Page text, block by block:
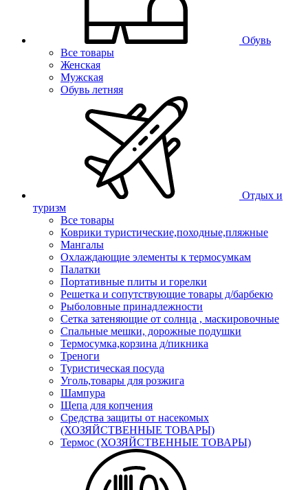
Обувь
Все товары
Женская
Мужская
Обувь летняя
Отдых и
туризм
Все товары
Коврики туристические,походные,пляжные
Мангалы
Охлаждающие элементы к термосумкам
Палатки
Портативные плиты и горелки
Решетка и сопутствующие товары д/барбекю
Рыболовные принадлежности
Сетка затеняющие от солнца , маскировочные
Спальные мешки, дорожные подушки
Термосумка,корзина д/пикника
Треноги
Туристическая посуда
Уголь,товары для розжига
Шампура
Щепа для копчения
Средства защиты от насекомых
(ХОЗЯЙСТВЕННЫЕ ТОВАРЫ)
Термос (ХОЗЯЙСТВЕННЫЕ ТОВАРЫ)